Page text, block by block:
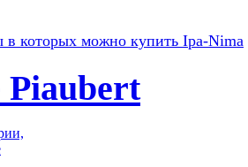
в которых можно купить Ipa-Nima
Piaubert